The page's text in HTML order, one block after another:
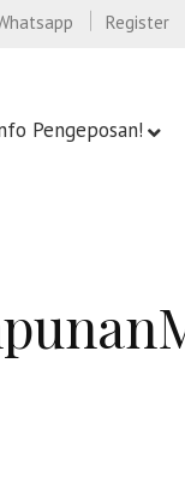
Register
Pengeposan!